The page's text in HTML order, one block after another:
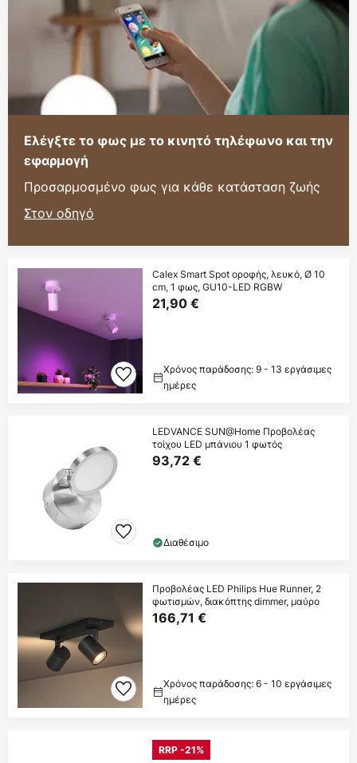
Ελέγξτε το φως με το κινητό τηλέφωνο και την
εφαρμογή
Προσαρμοσμένο φως για κάθε κατάσταση ζωής
Στον οδηγό
Calex Smart Spot οροφής, λευκό, Ø 10
cm, 1 φως, GU10-LED RGBW
21,90 €
Χρόνος παράδοσης: 9 - 13 εργάσιμες
ημέρες
LEDVANCE SUN@Home Προβολέας
τοίχου LED μπάνιου 1 φωτός
93,72 €
Διαθέσιμο
Προβολέας LED Philips Hue Runner, 2
φωτισμών, διακόπτης dimmer, μαύρο
166,71 €
Χρόνος παράδοσης: 6 - 10 εργάσιμες
ημέρες
RRP -21%